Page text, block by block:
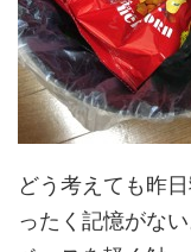
どう考えても昨
ったく記憶がない